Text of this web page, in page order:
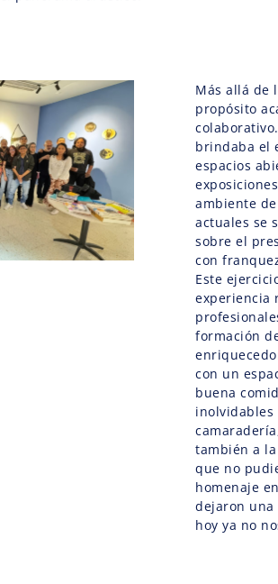
Más allá de
propósito
brindaba el
espacios
ambiente
actuales se
sobre el
con
Este
experiencia
formación
con un
buena
inolvidables
también a
que no
homenaje
dejaron
hoy ya no